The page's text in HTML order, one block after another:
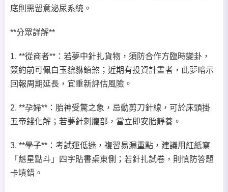
底則需留意泌尿系統。
**分眾詳解**
1. **從商者**：若夢中針扎貨物，須防合作方臨時變卦，
簽約前可佩白玉貔貅鎮煞；近期有投資計畫者，此夢暗示
回報周期延長，宜重新評估風險。
2. **孕婦**：胎神受驚之象，忌動剪刀針線，可於床頭掛
五帝錢化解；若夢針刺腹部，當立即安胎靜養。
3. **學子**：考試運低迷，複習易漏重點，建議用紅紙寫
「魁星點斗」四字貼書桌東側；若針扎試卷，則慎防答題
卡填錯。